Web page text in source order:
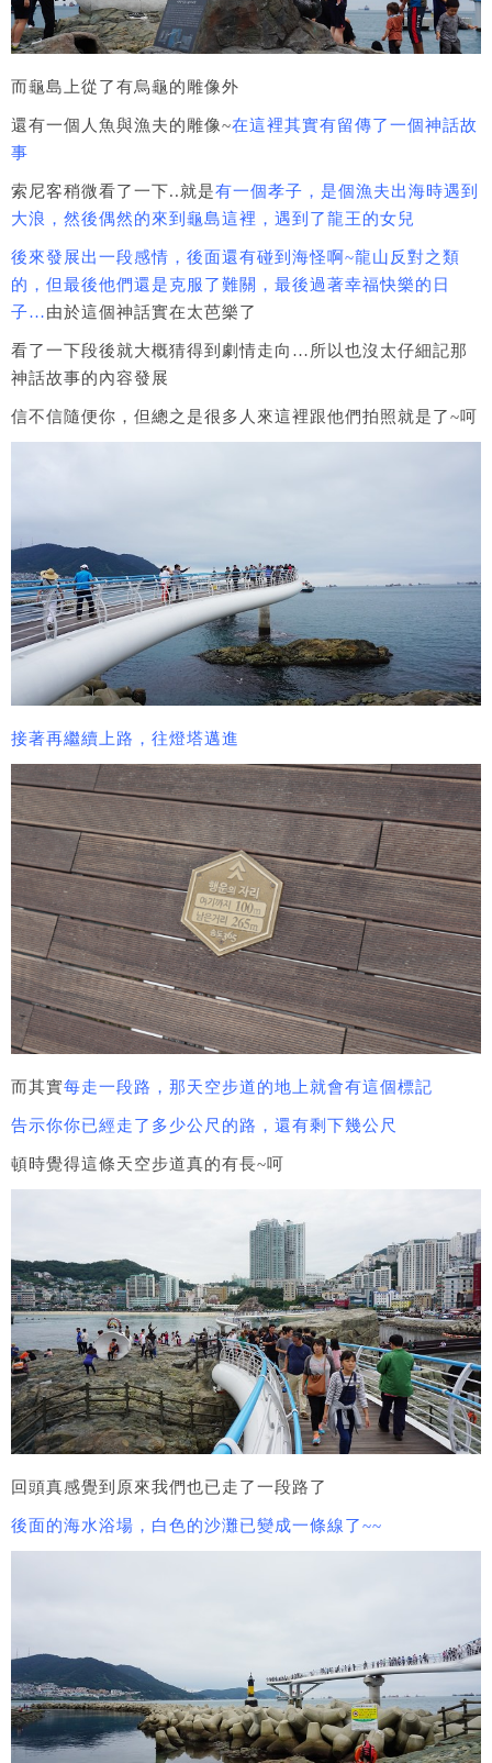
而龜島上從了有烏龜的雕像外
還有一個人魚與漁夫的雕像~在這裡其實有留傳了一個神話故
事
索尼客稍微看了一下..就是有一個孝子，是個漁夫出海時遇到
大浪，然後偶然的來到龜島這裡，遇到了龍王的女兒
後來發展出一段感情，後面還有碰到海怪啊~龍山反對之類
的，但最後他們還是克服了難關，最後過著幸福快樂的日
子…由於這個神話實在太芭樂了
看了一下段後就大概猜得到劇情走向…所以也沒太仔細記那
神話故事的內容發展
信不信隨便你，但總之是很多人來這裡跟他們拍照就是了~呵
接著再繼續上路，往燈塔邁進
而其實每走一段路，那天空步道的地上就會有這個標記
告示你你已經走了多少公尺的路，還有剩下幾公尺
頓時覺得這條天空步道真的有長~呵
回頭真感覺到原來我們也已走了一段路了
後面的海水浴場，白色的沙灘已變成一條線了~~